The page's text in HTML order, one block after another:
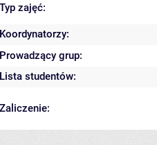
Typ zajęć:
Koordynatorzy:
Prowadzący grup:
Lista studentów:
Zaliczenie: